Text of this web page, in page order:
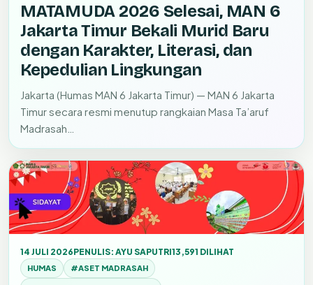
MATAMUDA 2026 Selesai, MAN 6
Jakarta Timur Bekali Murid Baru
dengan Karakter, Literasi, dan
Kepedulian Lingkungan
Jakarta (Humas MAN 6 Jakarta Timur) — MAN 6 Jakarta
Timur secara resmi menutup rangkaian Masa Ta’aruf
Madrasah…
14 JULI 2026PENULIS: AYU SAPUTRI13,591 DILIHAT
HUMAS #ASET MADRASAH